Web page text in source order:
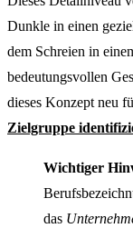
Dunkle in einen
dem Schreien in
bedeutungsvollen
dieses Konzept neu
Zielgruppe
Wichtiger
das